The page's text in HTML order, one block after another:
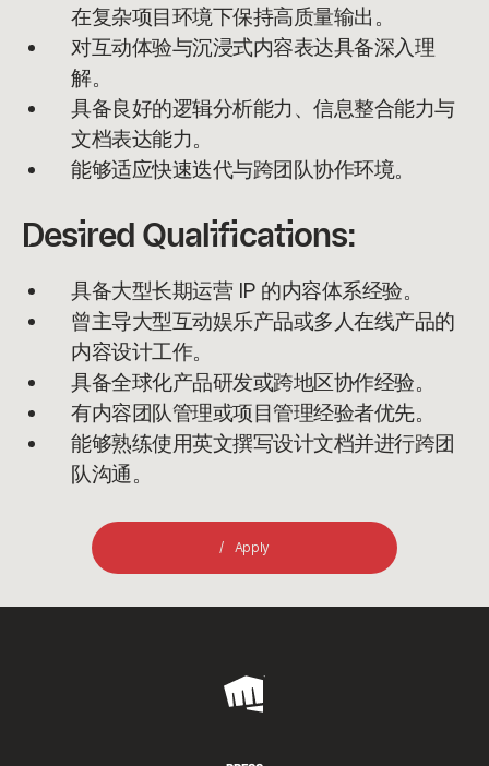
在复杂项目环境下保持高质量输出。
对互动体验与沉浸式内容表达具备深入理
解。
具备良好的逻辑分析能力、信息整合能力与
文档表达能力。
能够适应快速迭代与跨团队协作环境。
Desired Qualifications:
具备大型长期运营 IP 的内容体系经验。
曾主导大型互动娱乐产品或多人在线产品的
内容设计工作。
具备全球化产品研发或跨地区协作经验。
有内容团队管理或项目管理经验者优先。
能够熟练使用英文撰写设计文档并进行跨团
队沟通。
Apply
Riot